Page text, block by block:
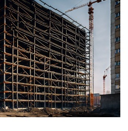
СОРТА МЕТАЛЛОВ